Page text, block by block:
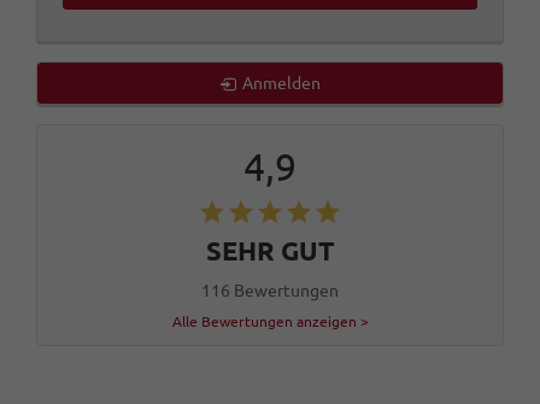
Anmelden
4,9
SEHR GUT
116 Bewertungen
Alle Bewertungen anzeigen >